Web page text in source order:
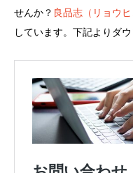
せんか？ 良品志（リョウヒ
しています。下記よりダウ